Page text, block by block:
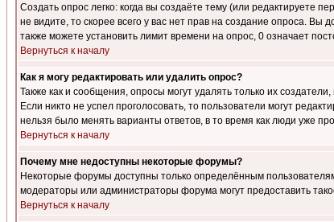
Создать опрос легко: когда вы создаёте тему (или редактируете
не видите, то скорее всего у вас нет прав на создание опроса. Вы
также можете установить лимит времени на опрос, 0 означает
Вернуться к началу
Как я могу редактировать или удалить опрос?
Также как и сообщения, опросы могут удалять только их
Если никто не успел проголосовать, то пользователи могут
нельзя было менять варианты ответов, в то время как люди уже
Вернуться к началу
Почему мне недоступны некоторые форумы?
Некоторые форумы доступны только определённым
модераторы или администраторы форума могут предоставить
Вернуться к началу